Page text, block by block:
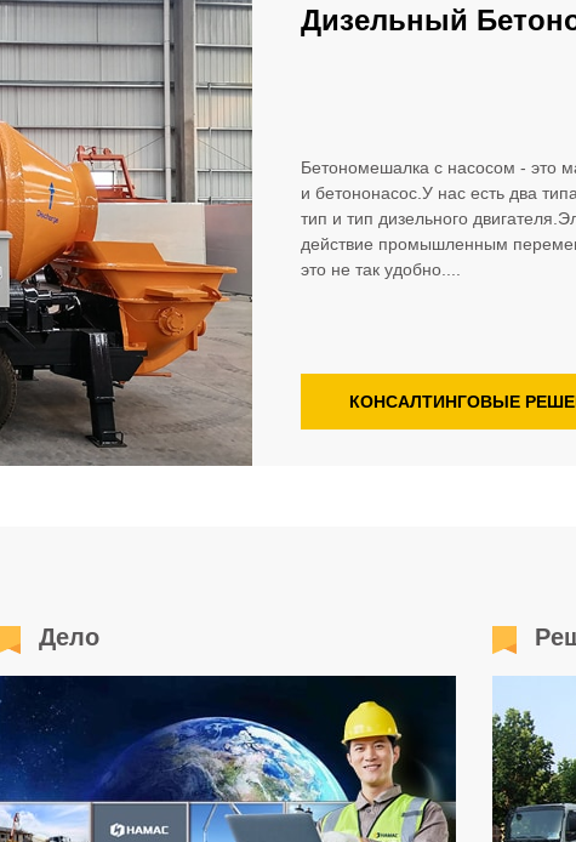
Дизельный
Бетономешалка с насосом - это
и бетононасос.У нас есть два
тип и тип дизельного
действие промышленным
это не так удобно....
КОНСАЛТИНГОВЫЕ
Дело